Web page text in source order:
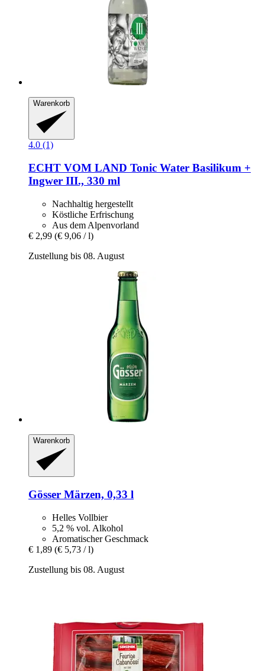
Warenkorb
4.0 (1)
ECHT VOM LAND Tonic Water Basilikum +
Ingwer III., 330 ml
Nachhaltig hergestellt
Köstliche Erfrischung
Aus dem Alpenvorland
€ 2,99 (€ 9,06 / l)
Zustellung bis 08. August
Warenkorb
Gösser Märzen, 0,33 l
Helles Vollbier
5,2 % vol. Alkohol
Aromatischer Geschmack
€ 1,89 (€ 5,73 / l)
Zustellung bis 08. August